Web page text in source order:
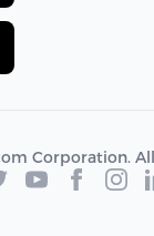
Corporation.